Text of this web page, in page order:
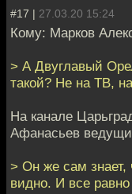
#17 | 27.03.20 15:24
Кому: Марков
> А Двуглавый
такой? Не на ТВ,
На канале
Афанасьев
> Он же сам знает,
видно. И все